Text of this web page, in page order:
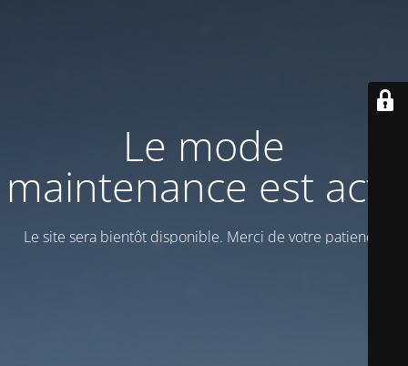
Le mode
maintenance est actif
Le site sera bientôt disponible. Merci de votre patience!